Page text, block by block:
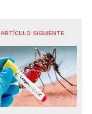
ARTÍCULO SIGUIENTE